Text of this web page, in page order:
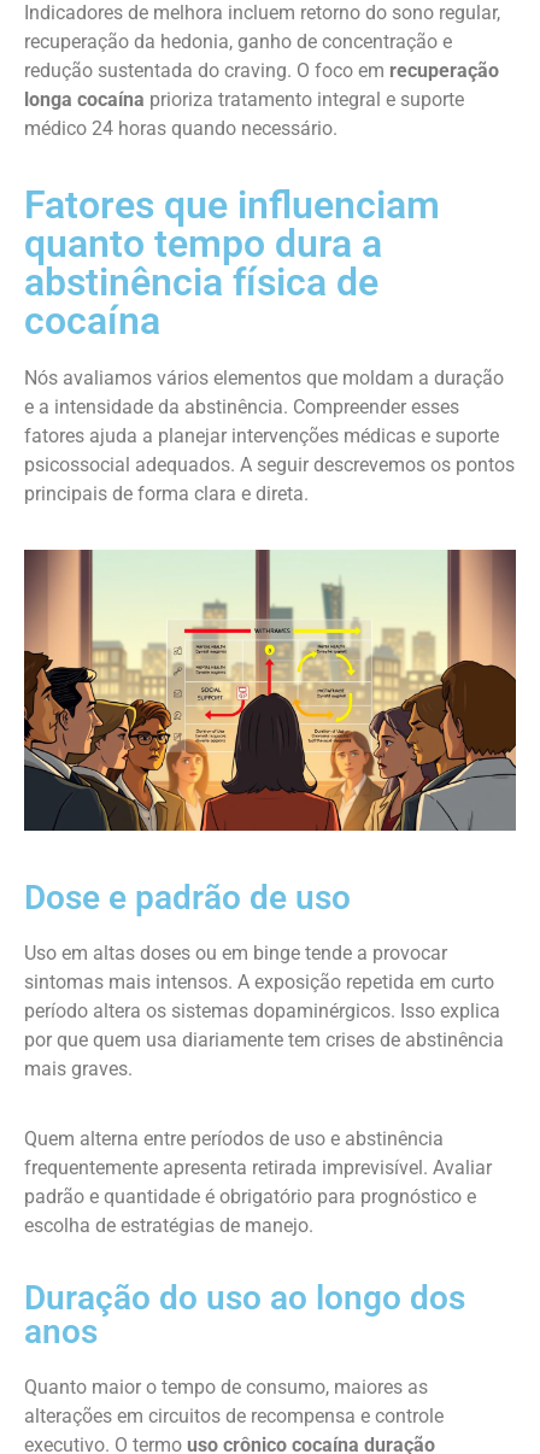
Indicadores de melhora incluem retorno do sono regular,
recuperação da hedonia, ganho de concentração e
redução sustentada do craving. O foco em recuperação
longa cocaína prioriza tratamento integral e suporte
médico 24 horas quando necessário.
Fatores que influenciam
quanto tempo dura a
abstinência física de
cocaína
Nós avaliamos vários elementos que moldam a duração
e a intensidade da abstinência. Compreender esses
fatores ajuda a planejar intervenções médicas e suporte
psicossocial adequados. A seguir descrevemos os pontos
principais de forma clara e direta.
Dose e padrão de uso
Uso em altas doses ou em binge tende a provocar
sintomas mais intensos. A exposição repetida em curto
período altera os sistemas dopaminérgicos. Isso explica
por que quem usa diariamente tem crises de abstinência
mais graves.
Quem alterna entre períodos de uso e abstinência
frequentemente apresenta retirada imprevisível. Avaliar
padrão e quantidade é obrigatório para prognóstico e
escolha de estratégias de manejo.
Duração do uso ao longo dos
anos
Quanto maior o tempo de consumo, maiores as
alterações em circuitos de recompensa e controle
executivo. O termo uso crônico cocaína duração